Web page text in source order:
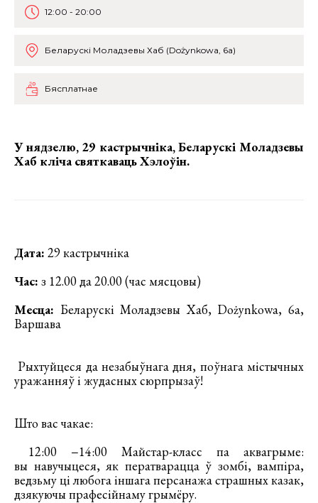
12:00 - 20:00
Беларускі Моладзевы Хаб (Dożynkowa, 6a)
Бясплатнае
У нядзелю, 29 кастрычніка, Беларускі Моладзевы
Хаб кліча святкавацьХэлоўін.
Дата: 29 кастрычніка
Час: з 12.00 да 20.00 (час мясцовы)
Месца: Беларускі Моладзевы Хаб, Dożynkowa, 6a,
Варшава
Рыхтуйцеся да незабыўнага дня, поўнага містычных
уражанняў і жудасных сюрпрызаў!
Што вас чакае:
12:00 −14:00 Майстар-класс па аквагрыме:
вы навучыцеся, як ператварацца ў зомбі, вампіра,
ведзьму ці любога іншага персанажа страшных казак,
дзякуючы прафесійнаму грымёру.